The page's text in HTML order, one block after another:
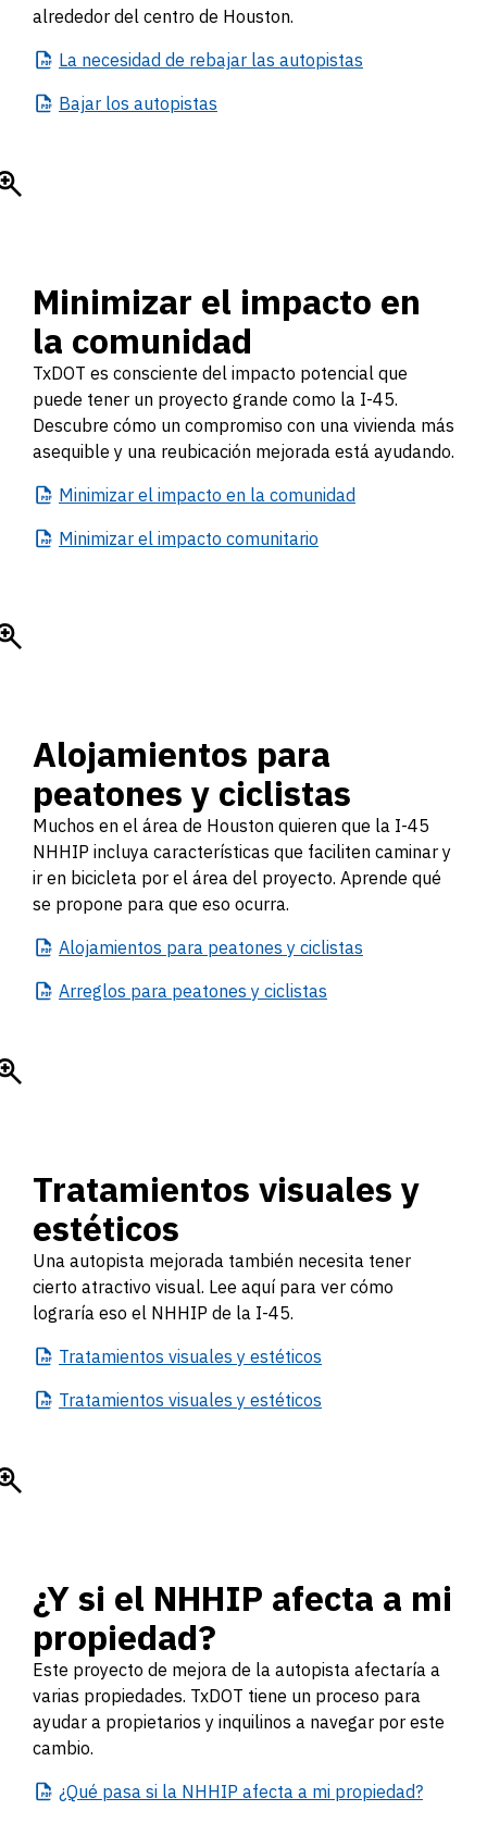
alrededor del centro de Houston.
La necesidad de rebajar las autopistas
Bajar los autopistas
Minimizar el impacto en
la comunidad
TxDOT es consciente del impacto potencial que
puede tener un proyecto grande como la I-45.
Descubre cómo un compromiso con una vivienda más
asequible y una reubicación mejorada está ayudando.
Minimizar el impacto en la comunidad
Minimizar el impacto comunitario
Alojamientos para
peatones y ciclistas
Muchos en el área de Houston quieren que la I-45
NHHIP incluya características que faciliten caminar y
ir en bicicleta por el área del proyecto. Aprende qué
se propone para que eso ocurra.
Alojamientos para peatones y ciclistas
Arreglos para peatones y ciclistas
Tratamientos visuales y
estéticos
Una autopista mejorada también necesita tener
cierto atractivo visual. Lee aquí para ver cómo
lograría eso el NHHIP de la I-45.
Tratamientos visuales y estéticos
Tratamientos visuales y estéticos
¿Y si el NHHIP afecta a mi
propiedad?
Este proyecto de mejora de la autopista afectaría a
varias propiedades. TxDOT tiene un proceso para
ayudar a propietarios y inquilinos a navegar por este
cambio.
¿Qué pasa si la NHHIP afecta a mi propiedad?